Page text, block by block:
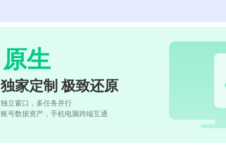
原生
独家定制 极致还原
独立窗口，多任务并行
账号数据资产，手机电脑跨端互通